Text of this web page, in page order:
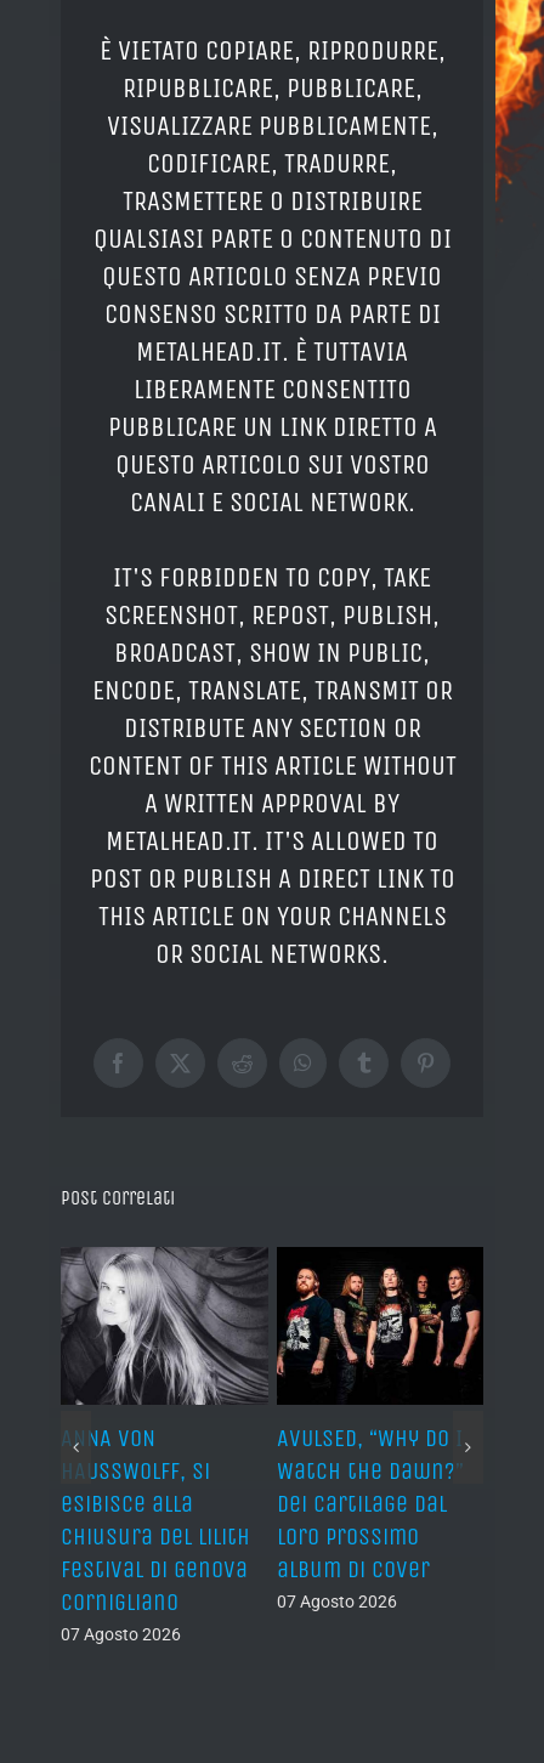
È VIETATO COPIARE, RIPRODURRE,
RIPUBBLICARE, PUBBLICARE,
VISUALIZZARE PUBBLICAMENTE,
CODIFICARE, TRADURRE,
TRASMETTERE O DISTRIBUIRE
QUALSIASI PARTE O CONTENUTO DI
QUESTO ARTICOLO SENZA PREVIO
CONSENSO SCRITTO DA PARTE DI
METALHEAD.IT. È TUTTAVIA
LIBERAMENTE CONSENTITO
PUBBLICARE UN LINK DIRETTO A
QUESTO ARTICOLO SUI VOSTRO
CANALI E SOCIAL NETWORK.
IT'S FORBIDDEN TO COPY, TAKE
SCREENSHOT, REPOST, PUBLISH,
BROADCAST, SHOW IN PUBLIC,
ENCODE, TRANSLATE, TRANSMIT OR
DISTRIBUTE ANY SECTION OR
CONTENT OF THIS ARTICLE WITHOUT
A WRITTEN APPROVAL BY
METALHEAD.IT. IT'S ALLOWED TO
POST OR PUBLISH A DIRECT LINK TO
THIS ARTICLE ON YOUR CHANNELS
OR SOCIAL NETWORKS.
Facebook
X RedditWhatsAppTumblrPinterest
Post correlati
ANNA VON
HAUSSWOLFF, si
esibisce alla
chiusura del Lilith
Festival di Genova
Cornigliano
07 Agosto 2026
AVULSED, “Why Do I
Watch the Dawn?”
dei Cartilage dal
loro prossimo
album di cover
07 Agosto 2026